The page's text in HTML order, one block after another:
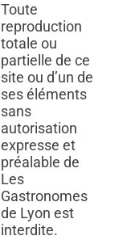
Toute
reproduction
totale ou
partielle de ce
site ou d’un de
ses éléments
sans
autorisation
expresse et
préalable de
Les
Gastronomes
de Lyon est
interdite.